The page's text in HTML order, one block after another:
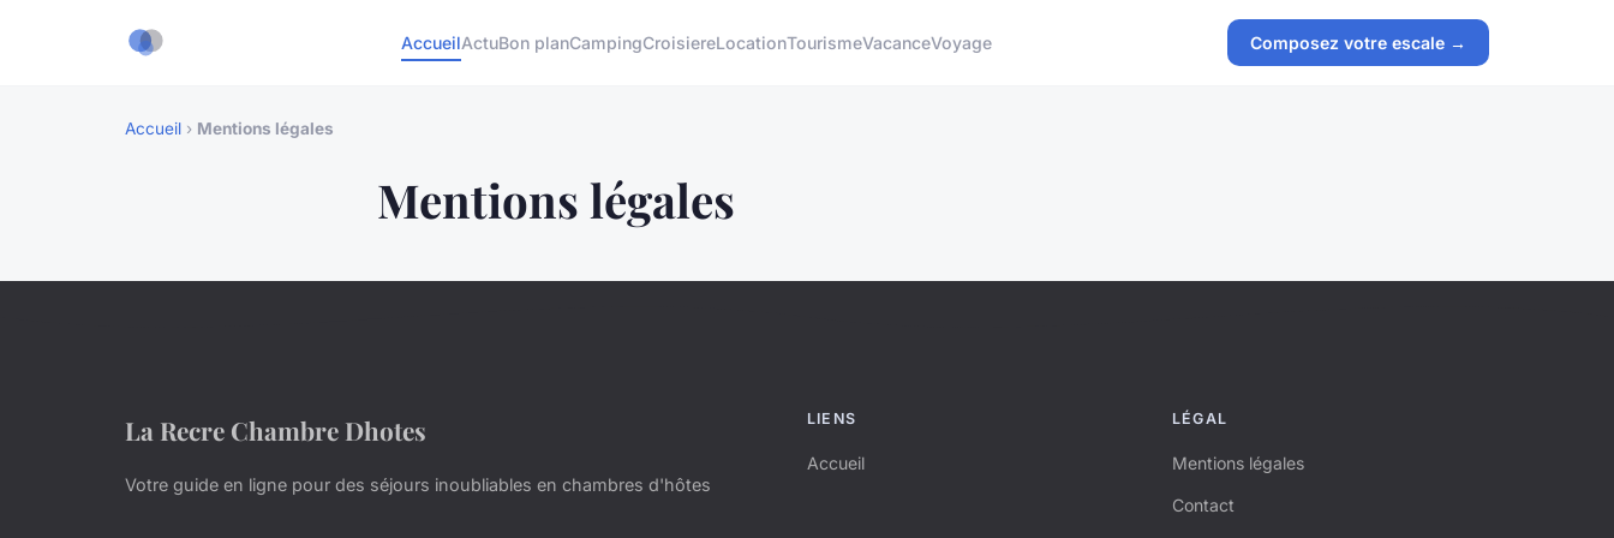
AccueilActuBon planCampingCroisiereLocationTourismeVacanceVoyage Composez votre escale →
Accueil › Mentions légales
Mentions légales
La Recre Chambre Dhotes
Votre guide en ligne pour des séjours inoubliables en chambres d'hôtes
LIENS
Accueil
LÉGAL
Mentions légales
Contact